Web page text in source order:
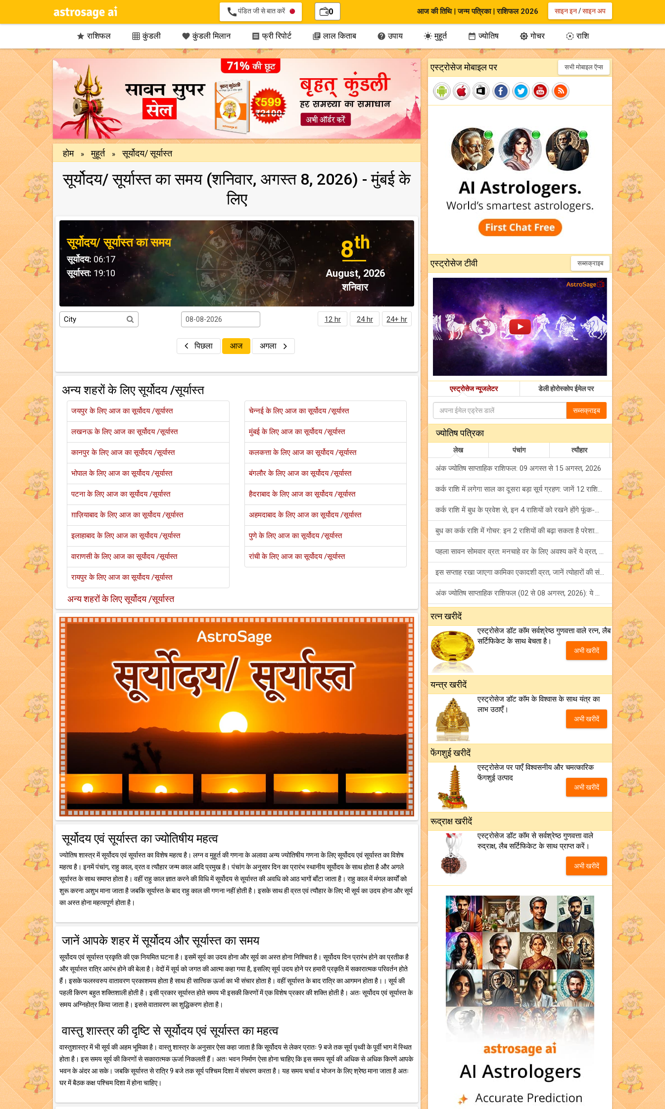
callपंडित जी से बात करें 0 आज की तिथि|जन्म पत्रिका|राशिफल 2026 साइन इन/साइन अप
 राशिफल  कुंडली  कुंडली मिलान  फ्री रिपोर्ट  लाल किताब  उपाय मुहूर्त  ज्योतिष  गोचर  राशि
होम » मुहूर्त » सूर्योदय/ सूर्यास्त
सूर्योदय/ सूर्यास्त का समय (शनिवार, अगस्त 8, 2026) - मुंबई के
लिए
सूर्योदय/ सूर्यास्त का समय
सूर्योदय: 06:17
सूर्यास्त: 19:10
8th
August, 2026
शनिवार
12 hr 24 hr 24+ hr
पिछला आज अगला
अन्य शहरों के लिए सूर्योदय /सूर्यास्त
जयपुर के लिए आज का सूर्योदय /सूर्यास्त
लखनऊ के लिए आज का सूर्योदय /सूर्यास्त
कानपुर के लिए आज का सूर्योदय /सूर्यास्त
भोपाल के लिए आज का सूर्योदय /सूर्यास्त
पटना के लिए आज का सूर्योदय /सूर्यास्त
ग़ाज़ियाबाद के लिए आज का सूर्योदय /सूर्यास्त
इलाहाबाद के लिए आज का सूर्योदय /सूर्यास्त
वाराणसी के लिए आज का सूर्योदय /सूर्यास्त
रायपुर के लिए आज का सूर्योदय /सूर्यास्त
चेन्नई के लिए आज का सूर्योदय /सूर्यास्त
मुंबई के लिए आज का सूर्योदय /सूर्यास्त
कलकत्ता के लिए आज का सूर्योदय /सूर्यास्त
बंगलौर के लिए आज का सूर्योदय /सूर्यास्त
हैदराबाद के लिए आज का सूर्योदय /सूर्यास्त
अहमदाबाद के लिए आज का सूर्योदय /सूर्यास्त
पुणे के लिए आज का सूर्योदय /सूर्यास्त
रांची के लिए आज का सूर्योदय /सूर्यास्त
अन्य शहरों के लिए सूर्योदय /सूर्यास्त
सूर्योदय एवं सूर्यास्त का ज्योतिषीय महत्व
ज्योतिष शास्त्र में सूर्योदय एवं सूर्यास्त का विशेष महत्व है। लग्न व मुहूर्त की गणना के अलावा अन्य ज्योतिषीय गणना के लिए सूर्योदय एवं सूर्यास्त का विशेष
महत्व है। इनमें पंचांग, राहु काल, व्रत व त्यौहार जन्म काल आदि प्रमुख है। पंचांग के अनुसार दिन का प्रारंभ स्थानीय सूर्योदय के साथ होता है और अगले
सूर्यास्त के साथ समाप्त होता है। वहीं राहु काल ज्ञात करने की विधि में सूर्योदय से सूर्यास्त की अवधि को आठ भागों बाँटा जाता है। राहु काल में मंगल कार्यों को
शुरू करना अशुभ माना जाता है जबकि सूर्यास्त के बाद राहु काल की गणना नहीं होती है। इसके साथ ही व्रत एवं त्यौहार के लिए भी सूर्य का उदय होना और सूर्य
का अस्त होना महत्वपूर्ण होता है।
जानें आपके शहर में सूर्योदय और सूर्यास्त का समय
सूर्योदय एवं सूर्यास्त प्रकृति की एक नियमित घटना है। इसमें सूर्य का उदय होना और सूर्य का अस्त होना निश्चित है। सूर्योदय दिन प्रारंभ होने का प्रतीक है
और सूर्यास्त रात्रि आरंभ होने की बेला है। वेदों में सूर्य को जगत की आत्मा कहा गया है, इसलिए सूर्य उदय होने पर हमारी प्रकृति में सकारात्मक परिवर्तन होते
हैं। इसके फलस्वरुप वातावरण प्रकाशमय होता है साथ ही सात्विक ऊर्जा का भी संचार होता है। वहीं सूर्यास्त के बाद रात्रि का आगमन होता है।। सूर्य की
पहली किरण बहुत शक्तिशाली होती है। इसी प्रकार सूर्यास्त होते समय भी इसकी किरणों में एक विशेष प्रकार की शक्ति होती है। अतः सूर्योदय एवं सूर्यास्त के
समय अग्निहोत्र किया जाता है। इससे वातावरण का शुद्धिकरण होता है।
वास्तु शास्त्र की दृष्टि से सूर्योदय एवं सूर्यास्त का महत्व
वास्तुशास्त्र में भी सूर्य की अहम भूमिका है। वास्तु शास्त्र के अनुसार ऐसा कहा जाता है कि सूर्योदय से लेकर प्रातः 9 बजे तक सूर्य पृथ्वी के पूर्वी भाग में स्थित
होता है। इस समय सूर्य की किरणों से सकारात्मक ऊर्जा निकलती हैं। अतः भवन निर्माण ऐसा होना चाहिए कि इस समय सूर्य की अधिक से अधिक किरणें आपके
भवन के अंदर आ सके। जबकि सूर्यास्त से रात्रि 9 बजे तक सूर्य पश्चिम दिशा में संचरण करता है। यह समय चर्चा व भोजन के लिए श्रेष्ठ माना जाता है अतः
घर में बैठक कक्ष पश्चिम दिशा में होना चाहिए।
एस्ट्रोसेज मोबाइल पर सभी मोबाइल ऍप्स
एस्ट्रोसेज टीवी सब्सक्राइब
एस्ट्रोसेज न्यूजलेटर डेली होरोस्कोप ईमेल पर
सब्सक्राइब
ज्योतिष पत्रिका
लेख पंचांग त्यौहार
अंक ज्योतिष साप्ताहिक राशिफल: 09 अगस्त से 15 अगस्त, 2026
कर्क राशि में लगेगा साल का दूसरा बड़ा सूर्य ग्रहण: जानें 12 राशियों पर शुभ-अशुभ प्रभाव!
कर्क राशि में बुध के प्रवेश से, इन 4 राशियों को रखने होंगे फूंक-फूंक कर कदम!
बुध का कर्क राशि में गोचर: इन 2 राशियों की बढ़ा सकता है परेशानियां, हो जाएं सावधान!
पहला सावन सोमवार व्रत: मनचाहे वर के लिए अवश्य करें ये व्रत, जानें नियम एवं पूजा विधि!
इस सप्ताह रखा जाएगा कामिका एकादशी व्रत, जानें त्योहारों की संपूर्ण लिस्ट!
अंक ज्योतिष साप्ताहिक राशिफल (02 से 08 अगस्त, 2026): ये सप्ताह क्यों है खास?
मंगल का मिथुन राशि में गोचर: इन 4 राशियों के बनेंगे अचानक धन लाभ के योग!
टैरो साप्ताहिक राशिफल (02 से 08 अगस्त, 2026): जानें 12 राशियों का विस्तृत भविष्यफल!
रत्न खरीदें
एस्ट्रोसेज डॉट कॉम सर्वश्रेष्ठ गुणवत्ता वाले रत्न, लैब
सर्टिफिकेट के साथ बेचता है।
अभी खरीदें
यन्त्र खरीदें
एस्ट्रोसेज डॉट कॉम के विश्वास के साथ यंत्र का
लाभ उठाएँ।
अभी खरीदें
फेंगशुई खरीदें
एस्ट्रोसेज पर पाएँ विश्वसनीय और चमत्कारिक
फेंगशुई उत्पाद
अभी खरीदें
रूद्राक्ष खरीदें
एस्ट्रोसेज डॉट कॉम से सर्वश्रेष्ठ गुणवत्ता वाले
रुद्राक्ष, लैब सर्टिफिकेट के साथ प्राप्त करें।
अभी खरीदें